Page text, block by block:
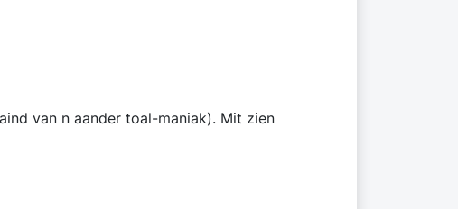
van n aander toal-maniak). Mit zien